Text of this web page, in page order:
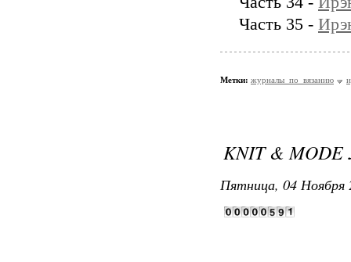
Часть 35 -
Метки: журналы_по_вязанию
KNIT &
Пятница, 04 Ноября